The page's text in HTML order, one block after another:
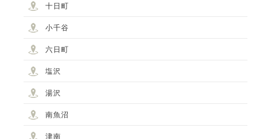
十日町
小千谷
六日町
塩沢
湯沢
南魚沼
津南